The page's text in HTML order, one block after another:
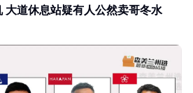
大道休息站疑有人公然卖哥冬水